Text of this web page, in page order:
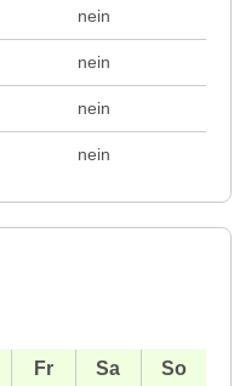
nein
nein
nein
nein